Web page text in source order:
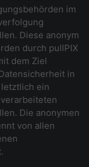
im
Diese anonym
durch pullPIX
dem Ziel
in
ein
Die anonymen
von allen